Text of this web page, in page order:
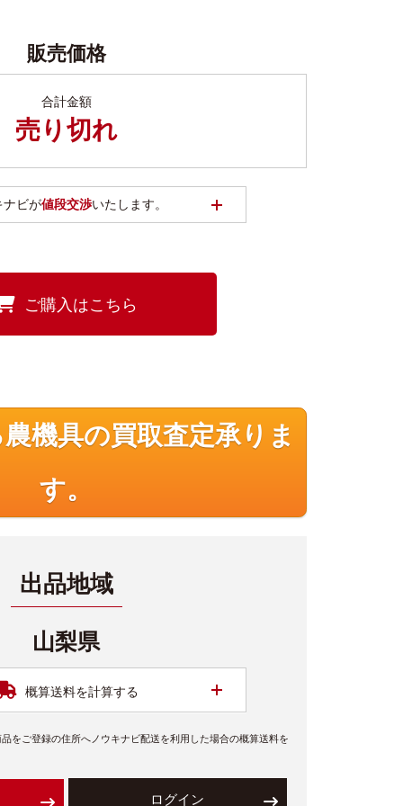
販売価格
合計金額
売り切れ
ナビが値段交渉いたします。
ご購入はこちら
機具の買取査定承りま
す。
出品地域
山梨県
概算送料を計算する
をご登録の住所へノウキナビ配送を利用した場合の概算送料を
ログイン